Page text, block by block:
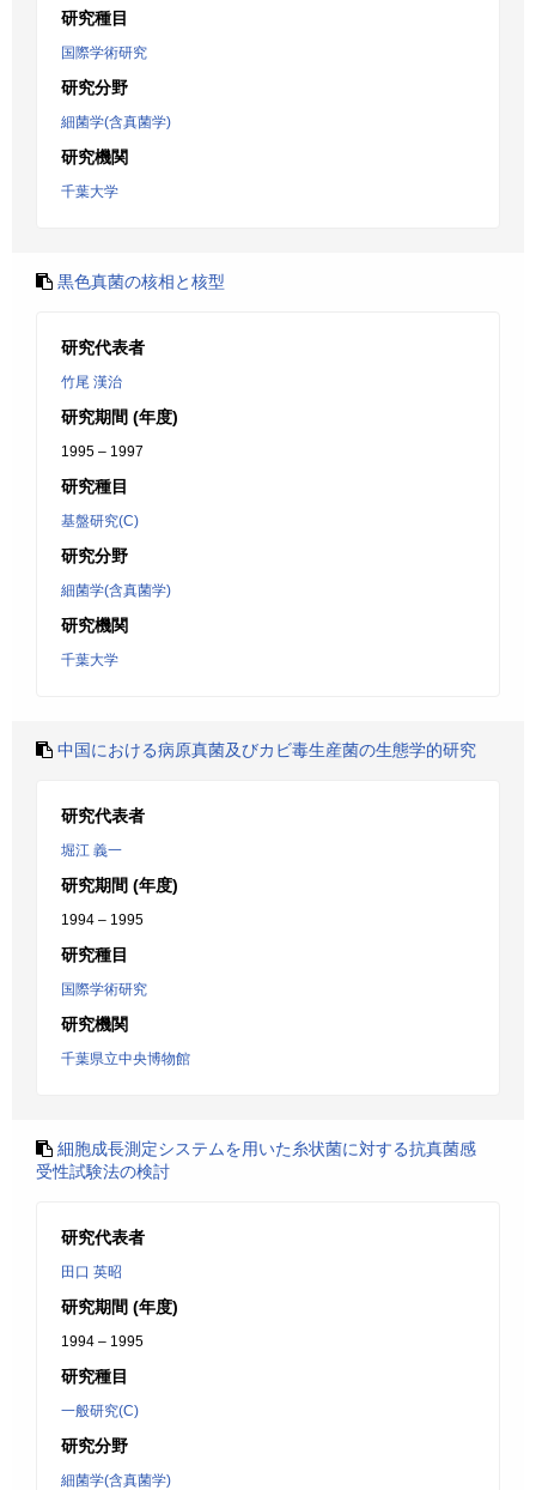
研究種目
国際学術研究
研究分野
細菌学(含真菌学)
研究機関
千葉大学
黒色真菌の核相と核型
研究代表者
竹尾 漢治
研究期間 (年度)
1995 – 1997
研究種目
基盤研究(C)
研究分野
細菌学(含真菌学)
研究機関
千葉大学
中国における病原真菌及びカビ毒生産菌の生態学的研究
研究代表者
堀江 義一
研究期間 (年度)
1994 – 1995
研究種目
国際学術研究
研究機関
千葉県立中央博物館
細胞成長測定システムを用いた糸状菌に対する抗真菌感
受性試験法の検討
研究代表者
田口 英昭
研究期間 (年度)
1994 – 1995
研究種目
一般研究(C)
研究分野
細菌学(含真菌学)